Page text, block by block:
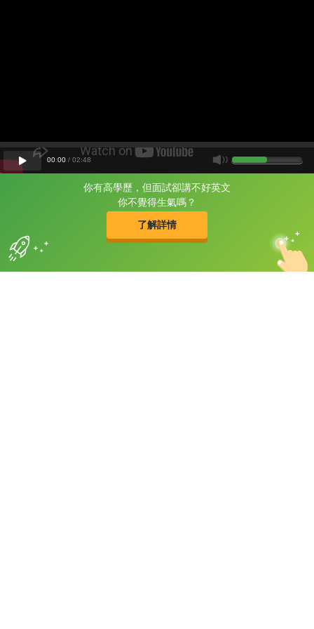
你有高學歷，但面試卻講不好英文
你不覺得生氣嗎？
了解詳情
片尾有
攻其不背
的品牌故事
00:00 / 02:48